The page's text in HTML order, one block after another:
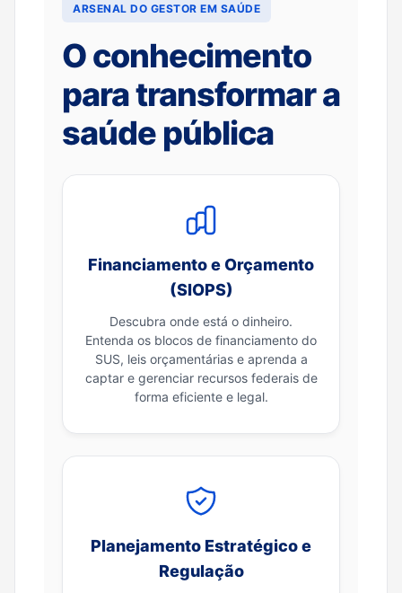
ARSENAL DO GESTOR EM SAÚDE
O conhecimento
para transformar a
saúde pública
Financiamento e Orçamento
(SIOPS)
Descubra onde está o dinheiro.
Entenda os blocos de financiamento do
SUS, leis orçamentárias e aprenda a
captar e gerenciar recursos federais de
forma eficiente e legal.
Planejamento Estratégico e
Regulação